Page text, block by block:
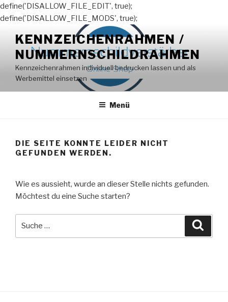
define('DISALLOW_FILE_EDIT', true);
define('DISALLOW_FILE_MODS', true);
Inhalt
springen
KENNZEICHENRAHMEN /
NUMMERNSCHILDRAHMEN
Kennzeichenrahmen individuell bedrucken lassen und als
Werbemittel einsetzen
Menü
DIE SEITE KONNTE LEIDER NICHT
GEFUNDEN WERDEN.
Wie es aussieht, wurde an dieser Stelle nichts gefunden.
Möchtest du eine Suche starten?